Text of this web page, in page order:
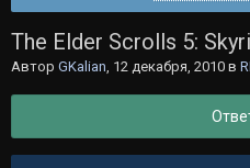
The Elder Scrolls 5:
Автор GKalian, 12 декабря, 2010 в